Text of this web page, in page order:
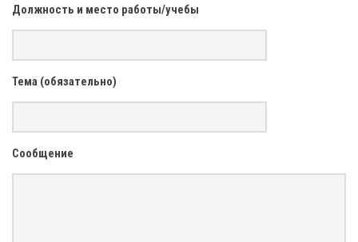
Должность и место работы/учебы
Тема (обязательно)
Сообщение